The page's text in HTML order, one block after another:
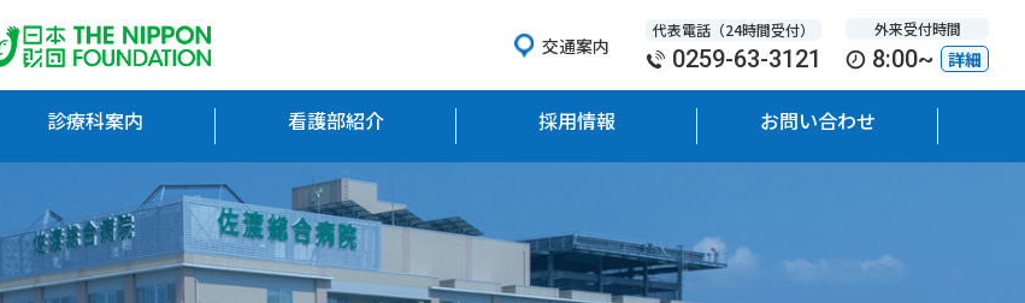
交通案内
代表電話（24時間受付）
0259-63-3121
外来受付時間
8:00~ 詳細
診療科案内 看護部紹介 採用情報 お問い合わせ